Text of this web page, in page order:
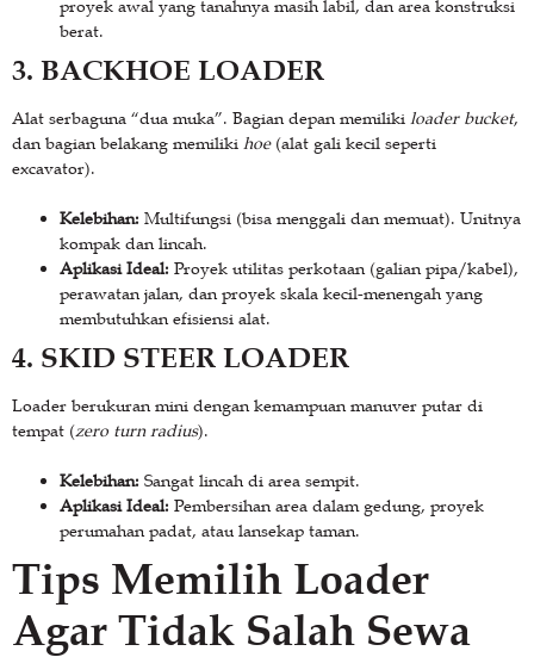
proyek awal yang tanahnya masih labil, dan area konstruksi
berat.
3. BACKHOE LOADER
Alat serbaguna “dua muka”. Bagian depan memiliki loader bucket,
dan bagian belakang memiliki hoe(alat gali kecil seperti
excavator).
Kelebihan: Multifungsi (bisa menggali dan memuat). Unitnya
kompak dan lincah.
Aplikasi Ideal: Proyek utilitas perkotaan (galian pipa/kabel),
perawatan jalan, dan proyek skala kecil-menengah yang
membutuhkan efisiensi alat.
4. SKID STEER LOADER
Loader berukuran mini dengan kemampuan manuver putar di
tempat (zero turn radius).
Kelebihan: Sangat lincah di area sempit.
Aplikasi Ideal: Pembersihan area dalam gedung, proyek
perumahan padat, atau lansekap taman.
Tips Memilih Loader
Agar Tidak Salah Sewa